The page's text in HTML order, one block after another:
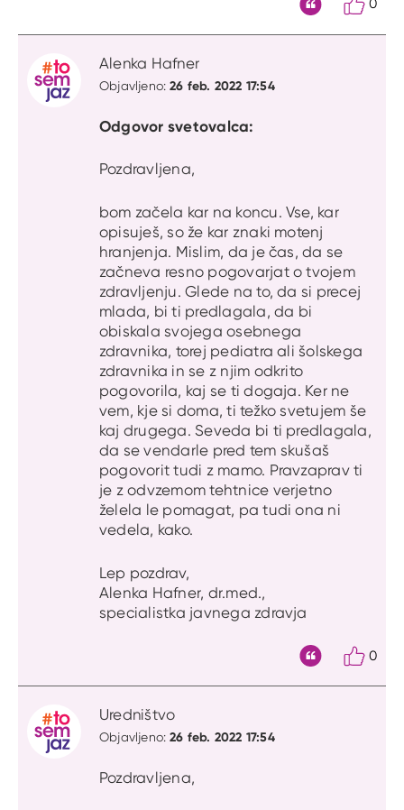
0
Alenka Hafner
Objavljeno:26 feb. 2022 17:54
Odgovor svetovalca:
Pozdravljena,
bom začela kar na koncu. Vse, kar
opisuješ, so že kar znaki motenj
hranjenja. Mislim, da je čas, da se
začneva resno pogovarjat o tvojem
zdravljenju. Glede na to, da si precej
mlada, bi ti predlagala, da bi
obiskala svojega osebnega
zdravnika, torej pediatra ali šolskega
zdravnika in se z njim odkrito
pogovorila, kaj se ti dogaja. Ker ne
vem, kje si doma, ti težko svetujem še
kaj drugega. Seveda bi ti predlagala,
da se vendarle pred tem skušaš
pogovorit tudi z mamo. Pravzaprav ti
je z odvzemom tehtnice verjetno
želela le pomagat, pa tudi ona ni
vedela, kako.
Lep pozdrav,
Alenka Hafner, dr.med.,
specialistka javnega zdravja
0
Uredništvo
Objavljeno:26 feb. 2022 17:54
Pozdravljena,